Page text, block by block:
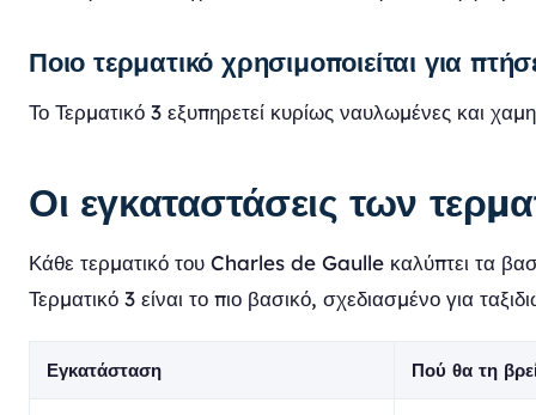
Ποιο τερματικό χρησιμοποιείται για
Το Τερματικό 3 εξυπηρετεί κυρίως ναυλωμένες και
Οι εγκαταστάσεις των
Κάθε τερματικό του Charles de Gaulle καλύπτει τα
Τερματικό 3 είναι το πιο βασικό, σχεδιασμένο για
Εγκατάσταση Πού θα τη